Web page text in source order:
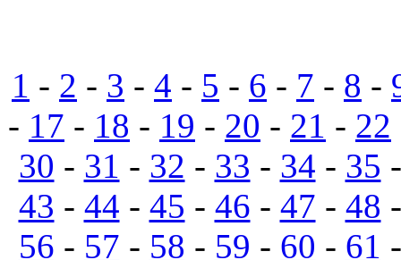
1 - 2 - 3 - 4 - 5 - 6 - 7 - 8 -
- 17 - 18 - 19 - 20 - 21 - 22
30 - 31 - 32 - 33 - 34 - 35
43 - 44 - 45 - 46 - 47 - 48
56 - 57 - 58 - 59 - 60 - 61